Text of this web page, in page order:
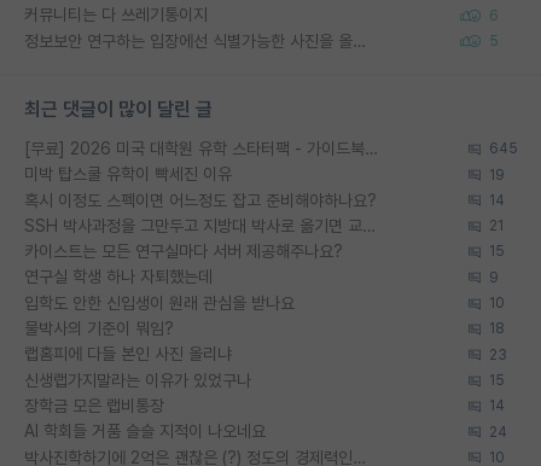
커뮤니티는 다 쓰레기통이지 6
정보보안 연구하는 입장에선 식별가능한 사진을 올리는건 비추이긴함 5
최근 댓글이 많이 달린 글
[무료] 2026 미국 대학원 유학 스타터팩 - 가이드북 & 합격자 컨택메일 템플릿 645
미박 탑스쿨 유학이 빡세진 이유 19
혹시 이정도 스펙이면 어느정도 잡고 준비해야하나요? 14
SSH 박사과정을 그만두고 지방대 박사로 옮기면 교수의 꿈은 끝일까요? 21
카이스트는 모든 연구실마다 서버 제공해주나요? 15
연구실 학생 하나 자퇴했는데 9
입학도 안한 신입생이 원래 관심을 받나요 10
물박사의 기준이 뭐임? 18
랩홈피에 다들 본인 사진 올리냐 23
신생랩가지말라는 이유가 있었구나 15
장학금 모은 랩비통장 14
AI 학회들 거품 슬슬 지적이 나오네요 24
박사진학하기에 2억은 괜찮은 (?) 정도의 경제력인가요 10